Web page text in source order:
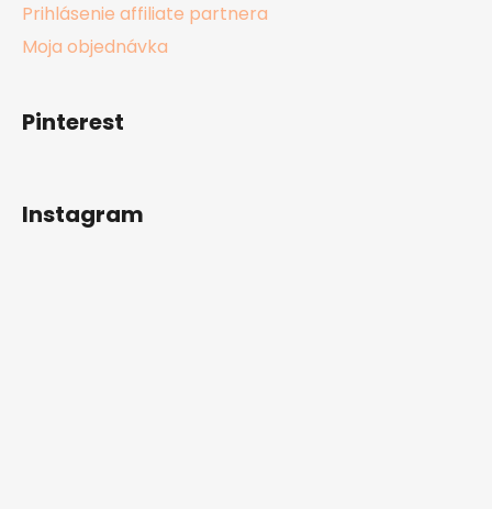
Prihlásenie affiliate partnera
Moja objednávka
Pinterest
Instagram